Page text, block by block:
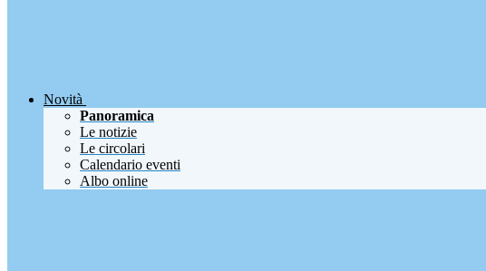
Novità
Panoramica
Le notizie
Le circolari
Calendario eventi
Albo online